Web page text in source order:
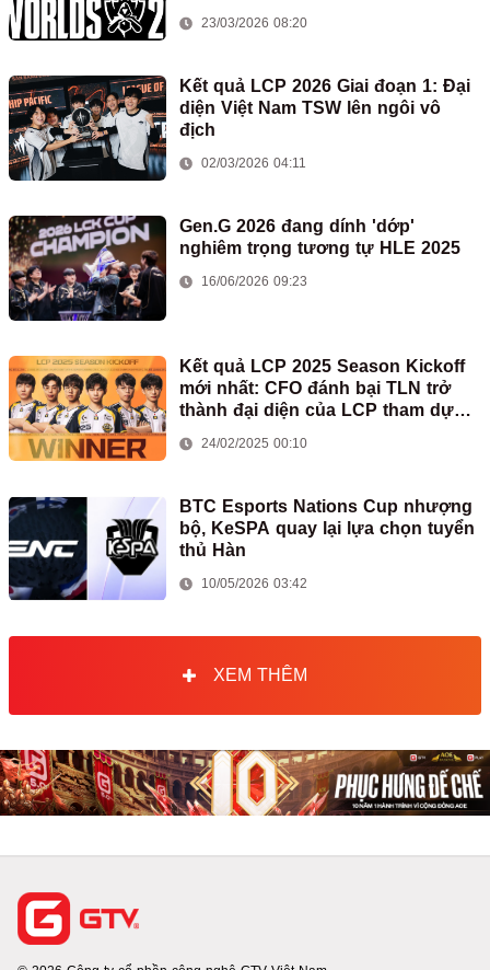
23/03/2026 08:20
Kết quả LCP 2026 Giai đoạn 1: Đại
diện Việt Nam TSW lên ngôi vô
địch
02/03/2026 04:11
Gen.G 2026 đang dính 'dớp'
nghiêm trọng tương tự HLE 2025
16/06/2026 09:23
Kết quả LCP 2025 Season Kickoff
mới nhất: CFO đánh bại TLN trở
thành đại diện của LCP tham dự
24/02/2025 00:10
BTC Esports Nations Cup nhượng
bộ, KeSPA quay lại lựa chọn tuyển
thủ Hàn
10/05/2026 03:42
XEM THÊM